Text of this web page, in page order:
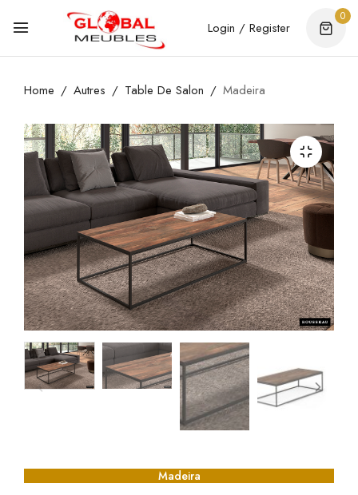
Login / Register
0
Home Autres Table De Salon Madeira
Madeira